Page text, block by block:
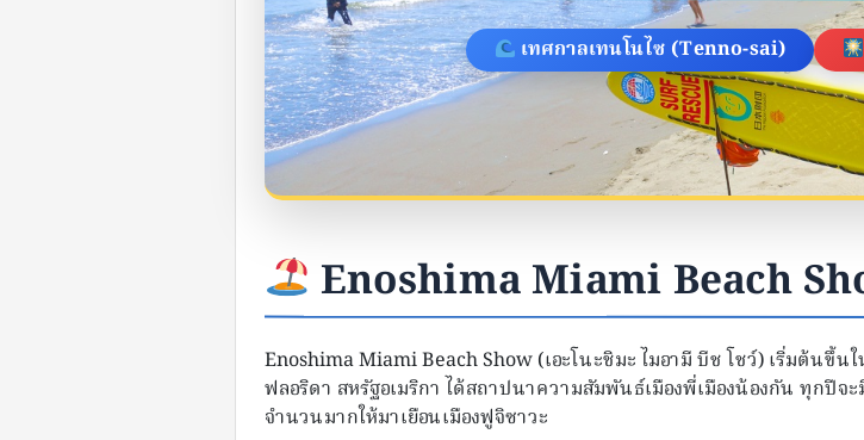
เทศกาลเทนโนไซ (Tenno-sai)
Enoshima Miami Beach
Enoshima Miami Beach Show (เอะโนะชิมะ ไมอามี บีช โชว์) เริ่มต้นขึ้น
ฟลอริดา สหรัฐอเมริกา ได้สถาปนาความสัมพันธ์เมืองพี่เมืองน้องกัน ทุกปี
จำนวนมากให้มาเยือนเมืองฟูจิซาวะ